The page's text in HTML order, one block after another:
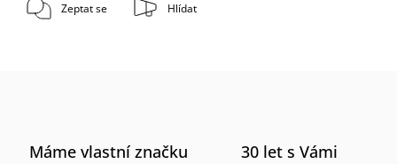
Zeptat se Hlídat
Máme vlastní značku 30 let s Vámi